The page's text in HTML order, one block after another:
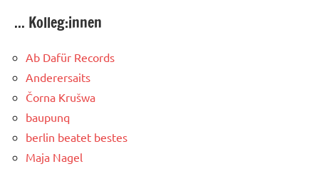
... Kolleg:innen
Ab Dafür Records
Anderersaits
Čorna Krušwa
baupunq
berlin beatet bestes
Maja Nagel